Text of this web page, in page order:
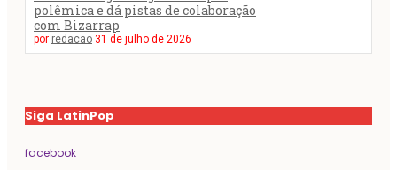
polêmica e dá pistas de colaboração
com Bizarrap
por redacao 31 de julho de 2026
Siga LatinPop
facebook